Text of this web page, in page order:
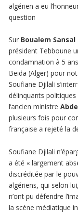
algérien a eu
question
Sur Boualem Sansal
président Tebboune
condamnation à 5
Beida (Alger) pour
Soufiane Djilali
délinquants
l’ancien ministre
plusieurs fois pour
française a rejeté la
Soufiane Djilali
a été « largement
discréditée par le
algériens, qui selon
n’ont pu défendre
la scène médiatique